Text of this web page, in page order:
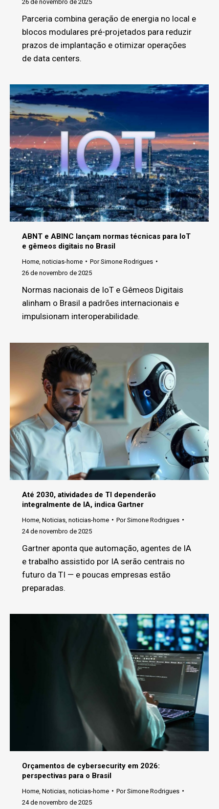
26 de novembro de 2025
Parceria combina geração de energia no local e
blocos modulares pré-projetados para reduzir
prazos de implantação e otimizar operações
de data centers.
ABNT e ABINC lançam normas técnicas para IoT
e gêmeos digitais no Brasil
Home noticias-home PorSimone Rodrigues
26 de novembro de 2025
Normas nacionais de IoT e Gêmeos Digitais
alinham o Brasil a padrões internacionais e
impulsionam interoperabilidade.
Até 2030, atividades de TI dependerão
integralmente de IA, indica Gartner
Home Noticias noticias-home PorSimone Rodrigues
24 de novembro de 2025
Gartner aponta que automação, agentes de IA
e trabalho assistido por IA serão centrais no
futuro da TI — e poucas empresas estão
preparadas.
Orçamentos de cybersecurity em 2026:
perspectivas para o Brasil
Home Noticias noticias-home PorSimone Rodrigues
24 de novembro de 2025